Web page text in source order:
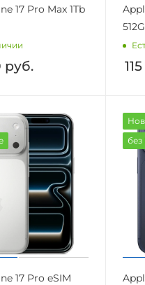
17 Pro Max 1Tb
руб.
17 Pro eSIM
без